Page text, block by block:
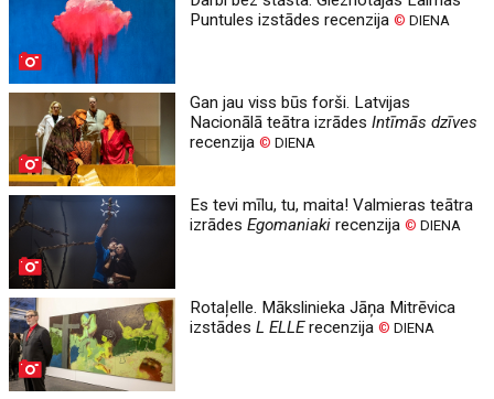
Puntules izstādes recenzija© DIENA
Gan jau viss būs forši. Latvijas
Nacionālā teātra izrādesIntīmās dzīves
recenzija© DIENA
Es tevi mīlu, tu, maita! Valmieras teātra
izrādesEgomaniaki recenzija© DIENA
Rotaļelle. Mākslinieka Jāņa Mitrēvica
izstādesL ELLErecenzija© DIENA